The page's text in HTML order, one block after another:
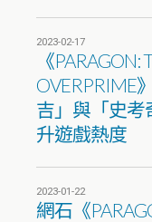
2023-02-17
《PARAGON:
OVERPRIME
吉」與「史考
升遊戲熱度
2023-01-22
網石《